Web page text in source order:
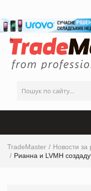
TradeMaster
Новости за
Рианна и LVMH